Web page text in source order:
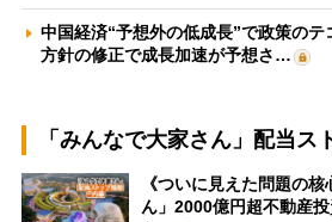
中国経済“予想外の低成長”で政策の
方針の修正で成長加速が予想さ…
「みんなで大家さん」配当ス
《ついに見えた問題の
ん」2000億円超不動産